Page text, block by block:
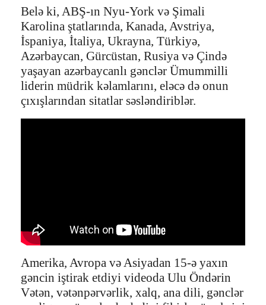
Belə ki, ABŞ-ın Nyu-York və Şimali
Karolina ştatlarında, Kanada, Avstriya,
İspaniya, İtaliya, Ukrayna, Türkiyə,
Azərbaycan, Gürcüstan, Rusiya və Çində
yaşayan azərbaycanlı gənclər Ümummilli
liderin müdrik kəlamlarını, eləcə də onun
çıxışlarından sitatlar səsləndiriblər.
Amerika, Avropa və Asiyadan 15-ə yaxın
gəncin iştirak etdiyi videoda Ulu Öndərin
Vətən, vətənpərvərlik, xalq, ana dili, gənclər